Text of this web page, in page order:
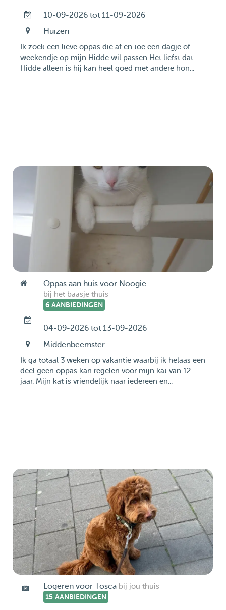
10-09-2026 tot 11-09-2026
Huizen
Ik zoek een lieve oppas die af en toe een dagje of
weekendje op mijn Hidde wil passen Het liefst dat
Hidde alleen is hij kan heel goed met andere hon...
Oppas aan huis voor Noogie
bij het baasje thuis
6 AANBIEDINGEN
04-09-2026 tot 13-09-2026
Middenbeemster
Ik ga totaal 3 weken op vakantie waarbij ik helaas een
deel geen oppas kan regelen voor mijn kat van 12
jaar. Mijn kat is vriendelijk naar iedereen en...
Logeren voor Tosca bij jou thuis
15 AANBIEDINGEN